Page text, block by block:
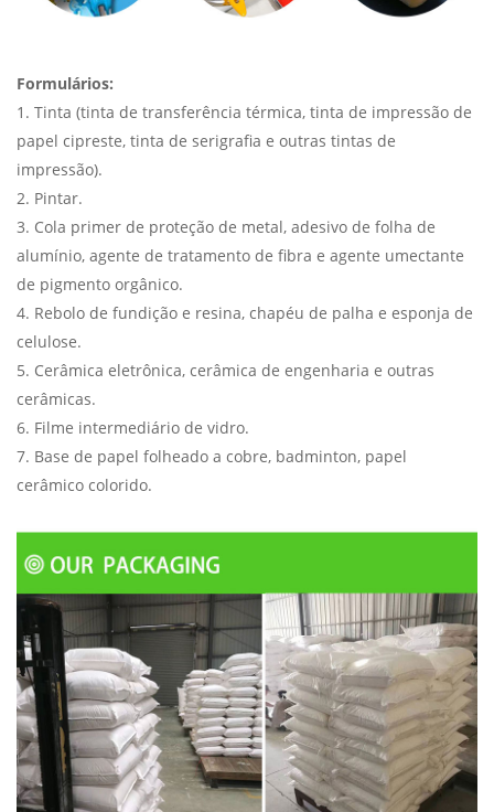
Formulários:
1. Tinta (tinta de transferência térmica, tinta de impressão de
papel cipreste, tinta de serigrafia e outras tintas de
impressão).
2. Pintar.
3. Cola primer de proteção de metal, adesivo de folha de
alumínio, agente de tratamento de fibra e agente umectante
de pigmento orgânico.
4. Rebolo de fundição e resina, chapéu de palha e esponja de
celulose.
5. Cerâmica eletrônica, cerâmica de engenharia e outras
cerâmicas.
6. Filme intermediário de vidro.
7. Base de papel folheado a cobre, badminton, papel
cerâmico colorido.